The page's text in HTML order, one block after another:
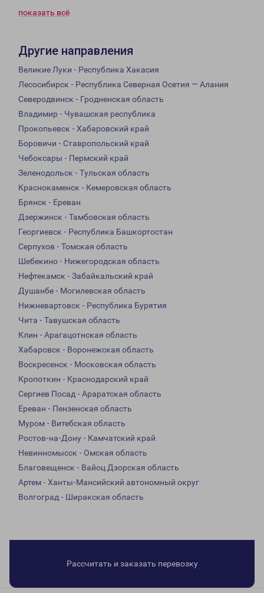
показать всё
Другие направления
Великие Луки - Республика Хакасия
Лесосибирск - Республика Северная Осетия — Алания
Северодвинск - Гродненская область
Владимир - Чувашская республика
Прокопьевск - Хабаровский край
Боровичи - Ставропольский край
Чебоксары - Пермский край
Зеленодольск - Тульская область
Краснокаменск - Кемеровская область
Брянск - Ереван
Дзержинск - Тамбовская область
Георгиевск - Республика Башкортостан
Серпухов - Томская область
Шебекино - Нижегородская область
Нефтекамск - Забайкальский край
Душанбе - Могилевская область
Нижневартовск - Республика Бурятия
Чита - Тавушская область
Клин - Арагацотнская область
Хабаровск - Воронежская область
Воскресенск - Московская область
Кропоткин - Краснодарский край
Сергиев Посад - Араратская область
Ереван - Пензенская область
Муром - Витебская область
Ростов-на-Дону - Камчатский край
Невинномысск - Омская область
Благовещенск - Вайоц Дзорская область
Артем - Ханты-Мансийский автономный округ
Волгоград - Ширакская область
Рассчитать и заказать перевозку